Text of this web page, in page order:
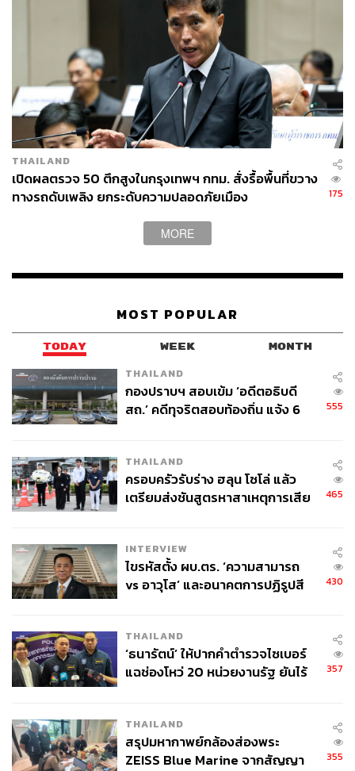
THAILAND
เปิดผลตรวจ 50 ตึกสูงในกรุงเทพฯ กทม. สั่งรื้อพื้นที่ขวาง
ทางรถดับเพลิง ยกระดับความปลอดภัยเมือง
175
MORE
MOST POPULAR
TODAY WEEK MONTH
THAILAND
กองปราบฯ สอบเข้ม ‘อดีตอธิบดี
สถ.’ คดีทุจริตสอบท้องถิ่น แจ้ง 6
555
THAILAND
ครอบครัวรับร่าง ฮลุน โซโล่ แล้ว
เตรียมส่งชันสูตรหาสาเหตุการเสีย
465
INTERVIEW
ไขรหัสตั้ง ผบ.ตร. ‘ความสามารถ
vs อาวุโส’ และอนาคตการปฏิรูปสี
430
THAILAND
‘ธนารัตน์’ ให้ปากคำตำรวจไซเบอร์
แฉช่องโหว่ 20 หน่วยงานรัฐ ยันไร้
357
THAILAND
สรุปมหากาพย์กล้องส่องพระ
ZEISS Blue Marine จากสัญญา
355